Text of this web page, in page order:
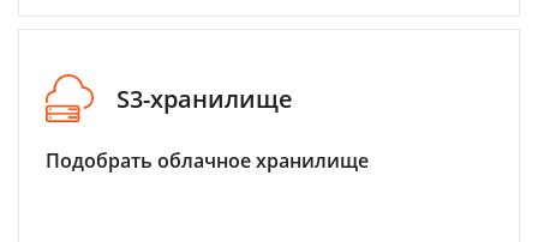
S3-хранилище
Подобрать облачное хранилище